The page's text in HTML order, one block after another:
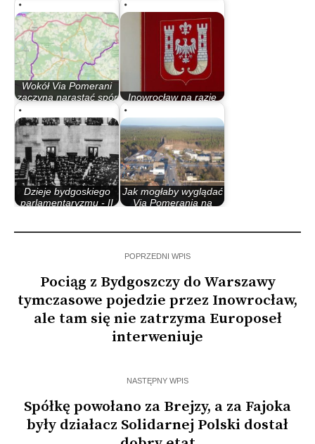
Wokół Via Pomerani
zaczyna narastać spór
Inowrocław na razie
Dzieje bydgoskiego
parlamentaryzmu - II
Jak mogłaby wyglądać
Via Pomerania na
POPRZEDNI WPIS
Pociąg z Bydgoszczy do Warszawy
tymczasowe pojedzie przez Inowrocław,
ale tam się nie zatrzyma Europoseł
interweniuje
NASTĘPNY WPIS
Spółkę powołano za Brejzy, a za Fajoka
były działacz Solidarnej Polski dostał